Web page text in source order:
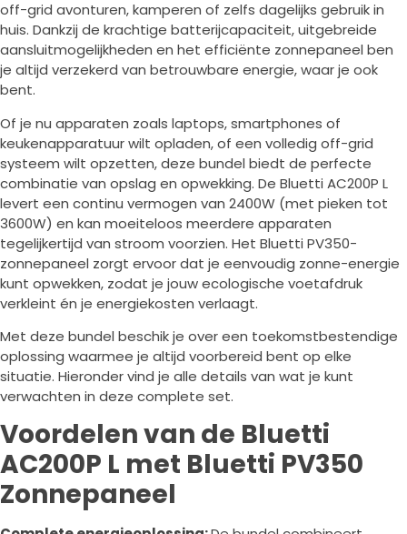
off-grid avonturen, kamperen of zelfs dagelijks gebruik in
huis. Dankzij de krachtige batterijcapaciteit, uitgebreide
aansluitmogelijkheden en het efficiënte zonnepaneel ben
je altijd verzekerd van betrouwbare energie, waar je ook
bent.
Of je nu apparaten zoals laptops, smartphones of
keukenapparatuur wilt opladen, of een volledig off-grid
systeem wilt opzetten, deze bundel biedt de perfecte
combinatie van opslag en opwekking. De Bluetti AC200P L
levert een continu vermogen van 2400W (met pieken tot
3600W) en kan moeiteloos meerdere apparaten
tegelijkertijd van stroom voorzien. Het Bluetti PV350-
zonnepaneel zorgt ervoor dat je eenvoudig zonne-energie
kunt opwekken, zodat je jouw ecologische voetafdruk
verkleint én je energiekosten verlaagt.
Met deze bundel beschik je over een toekomstbestendige
oplossing waarmee je altijd voorbereid bent op elke
situatie. Hieronder vind je alle details van wat je kunt
verwachten in deze complete set.
Voordelen van de Bluetti
AC200P L met Bluetti PV350
Zonnepaneel